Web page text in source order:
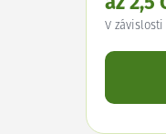
V